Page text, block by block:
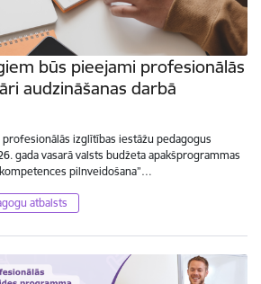
būs pieejami profesionālās
audzināšanas darbā
izglītības iestāžu pedagogus
gada vasarā valsts budžeta apakšprogrammas
pilnveidošana”…
atbalsts